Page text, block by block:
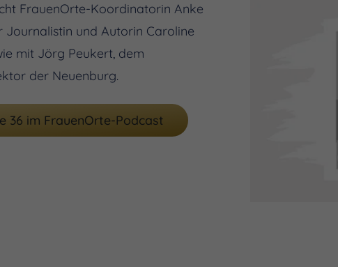
FrauenOrte-Koordinatorin Anke
Journalistin und Autorin Caroline
mit Jörg Peukert, dem
der Neuenburg.
36 im FrauenOrte-Podcast